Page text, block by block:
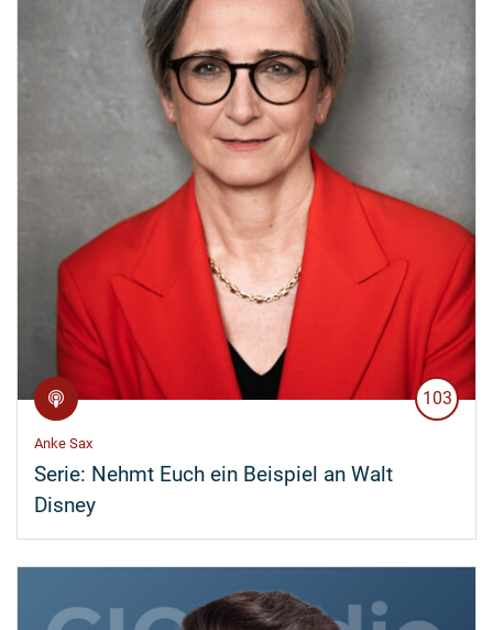
103
Anke Sax
Serie: Nehmt Euch ein Beispiel an Walt
Disney